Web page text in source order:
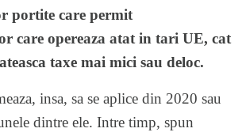
portite care permit
care opereaza atat in tari UE, cat
taxe mai mici sau deloc.
insa, sa se aplice din 2020 sau
dintre ele. Intre timp, spun